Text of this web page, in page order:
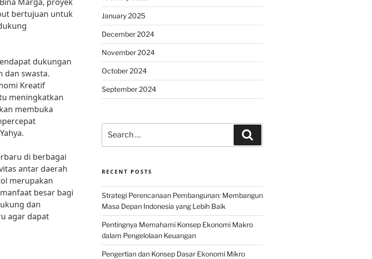
bertujuan untuk
dukungan
dan swasta.
Kreatif
meningkatkan
membuka
di berbagai
antar daerah
merupakan
besar bagi
dan
agar dapat
January 2025
December 2024
November 2024
October 2024
September 2024
for:
RECENT POSTS
Strategi Perencanaan Pembangunan: Membangun
Masa Depan Indonesia yang Lebih Baik
Pentingnya Memahami Konsep Ekonomi Makro
dalam Pengelolaan Keuangan
Pengertian dan Konsep Dasar Ekonomi Mikro